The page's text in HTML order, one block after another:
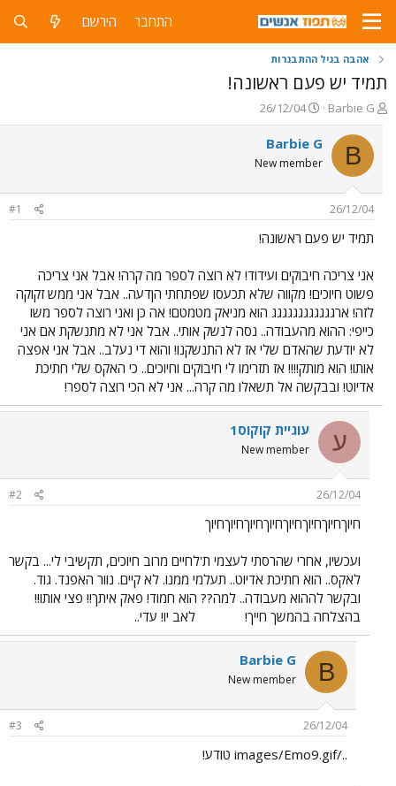
התחבר הירשם
אהבה בגיל ההתבגרות
תמיד יש פעם ראשונה!
פ
ו
ת
ח
ה
ש
א
Barbie G
פ
ו
ר
ס
ם
ר
26/12/04
B
Barbie G
New member
26/12/04
#1
תמיד יש פעם ראשונה!
אני צריכה חיבוקים ועידוד! לא רוצה לספר מה קרה! אבל אני צריכה
פשוט חיוכים! מקווה שלא תכעסו שפתחתי הןדעה.. אבל אני ממש זקוקה
לזה! ארגגגגגגגגגגגג הוא מניאק מטמטם! אה כן ואני רוצה לספר משו
כייפי: ההוא מהעבודה.. נסה לנשק אותי.. אבל אני לא מתנשקת אם אני
לא יודעת שהאדם שלי אז לא התנשקנו! והוא די נעלב.. אבל אני אפצה
אותו! הוא מותק!!!! אז תזרימו לי חיבוקים וחיוכים.. כי האקס שלי חתיכת
אדיוט! ובבקשה אל תשאלו מה קרה... אני לא הכי רוצה לספר!
ע עוגיית קוקוס1
New member
26/12/04
#2
חיוךחיוךחיוךחיוךחיוךחיוךחיוךחיוך
ועכשיו, אחרי שהרסתי לעצמי ת'לחיים מרוב חיוכים, תקשיבי לי... בקשר
לאקס.. הוא חתיכת אדיוט.. תעלמי ממנו. לא קיים. נוור האפנד. גוד.
ובקשר לההוא מעבודה.. למה?? הוא חמוד! פאק איתך!! פצי אותו!!
בהצלחה בהמשך חייך!
לאב יו! עדי..
B
Barbie G
New member
26/12/04
#3
../images/Emo9.gif טודע!